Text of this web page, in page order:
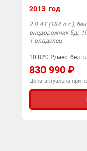
2013 год
2.0 АТ (184 л.с.),
внедорожник 5д.,
1 владелец
10 820 ₽/мес. без
830 990 ₽
Цена актуальна при